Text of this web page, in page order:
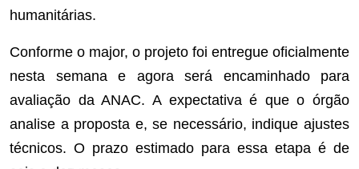
humanitárias.
Conforme o major, o projeto foi entregue oficialmente
nesta semana e agora será encaminhado para
avaliação da ANAC. A expectativa é que o órgão
analise a proposta e, se necessário, indique ajustes
técnicos. O prazo estimado para essa etapa é de